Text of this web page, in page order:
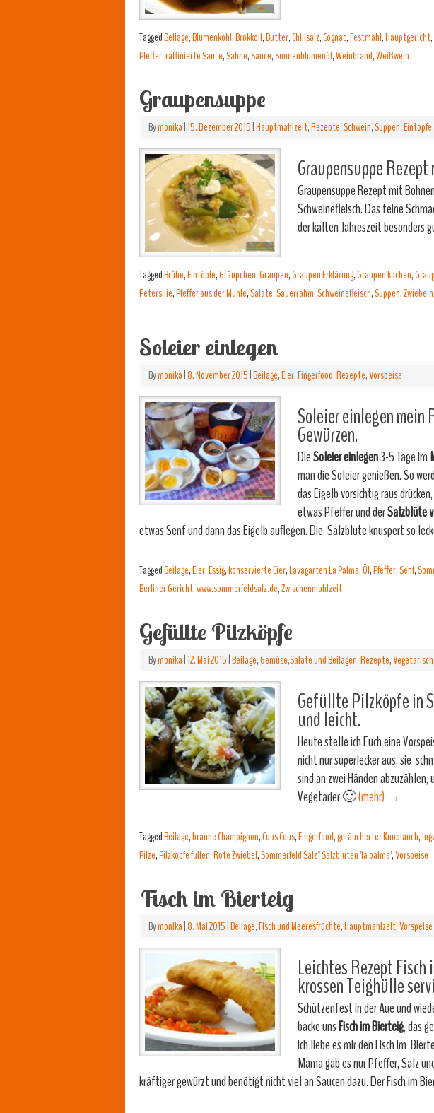
TaggedBeilage,Blumenkohl,Brokkoli,Butter,Chilisalz,Cognac,Festmahl,Hauptgericht,
Pfeffer,raffinierte Sauce,Sahne,Sauce,Sonnenblumenöl,Weinbrand,Weißwein
Graupensuppe
Bymonika|15. Dezember 2015|Hauptmahlzeit,Rezepte,Schwein,Suppen,
Graupensuppe
Graupensuppe Rezept mit
Schweinefleisch. Das feine
der kalten Jahreszeit besonders
TaggedBrühe,Eintöpfe,Gräupchen,Graupen,Graupen Erklärung,Graupen kochen,
Petersilie,Pfeffer aus der Mühle,Salate,Sauerrahm,Schweinefleisch,Suppen,Zwiebeln
Soleier einlegen
Bymonika|8. November 2015|Beilage,Eier,Fingerfood,Rezepte,Vorspeise
Soleier einlegen mein
Gewürzen.
DieSoleier einlegen3-5 Tage im
man die Soleier genießen. So
das Eigelb vorsichtig raus
etwas Pfeffer und derSalzblüte
etwas Senf und dann das Eigelb auflegen. Die Salzblüte knuspert so
TaggedBeilage,Eier,Essig,konservierte Eier,Lavagärten La Palma,Öl,Pfeffer,Senf,
Berliner Gericht,www.sommerfeldsalz.de,Zwischenmahlzeit
Gefüllte Pilzköpfe
Bymonika|12. Mai 2015|Beilage,Gemüse,Salate und Beilagen,Rezepte,Vegetarisch
Gefüllte Pilzköpfe in
und leicht.
Heute stelle ich Euch eine
nicht nur superlecker aus, sie
sind an zwei Händen
Vegetarier 🙂(mehr) →
TaggedBeilage,braune Champignon,Cous Cous,Fingerfood,geräucherter Knoblauch,
Pilze,Pilzköpfe füllen,Rote Zwiebel,Sommerfeld Salz" Salzblüten 'la palma',Vorspeise
Fisch im Bierteig
Bymonika|8. Mai 2015|Beilage,Fisch und Meeresfrüchte,Hauptmahlzeit,Vorspeise
Leichtes Rezept
krossen Teighülle
Schützenfest in der Aue und
backe unsFisch im Bierteig, das
Ich liebe es mir den Fisch im
Mama gab es nur Pfeffer, Salz
kräftiger gewürzt und benötigt nicht viel an Saucen dazu. Der Fisch im